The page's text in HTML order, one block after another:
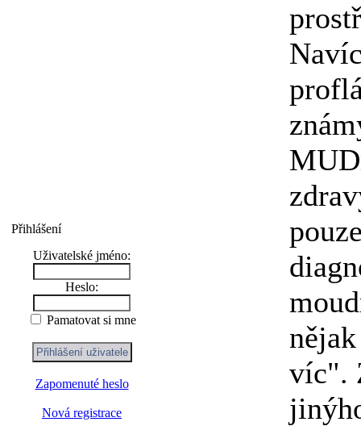
Přihlášení
Uživatelské jméno:
Heslo:
Pamatovat si mne
Zapomenuté heslo
Nová registrace
víc".